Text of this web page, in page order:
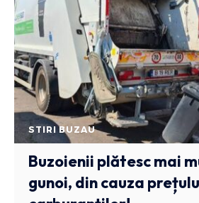
STIRI BUZAU
Buzoienii plătesc mai
gunoi, din cauza